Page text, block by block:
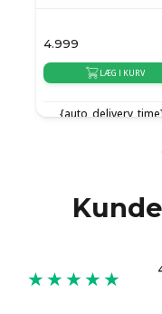
4.999
LÆG I KURV
★★★★★